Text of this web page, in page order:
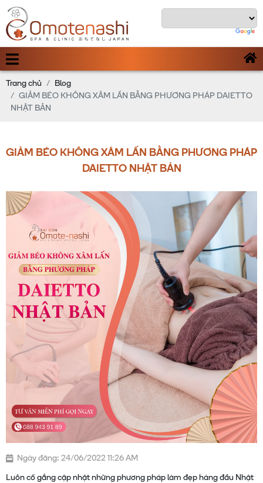
Trang chủ
Blog
GIẢM BÉO KHÔNG XÂM LẤN BẰNG PHƯƠNG PHÁP DAIETTO
NHẬT BẢN
GIẢM BÉO KHÔNG XÂM LẤN BẰNG PHƯƠNG PHÁP
DAIETTO NHẬT BẢN
Ngày đăng: 24/06/2022 11:26 AM
Luôn cố gắng cập nhật những phương pháp làm đẹp hàng đầu Nhật